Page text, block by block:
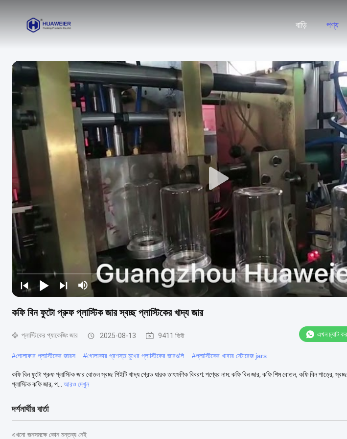
বাড়ি পণ্য
কফি বিন ফুটো প্রুফ প্লাস্টিক জার স্বচ্ছ প্লাস্টিকের খাদ্য জার
প্লাস্টিকের প্যাকেজিং জার 2025-08-13 9411 ভিউ এখন চ্যাট
#গোলাকার প্লাস্টিকের জারস #গোলাকার প্রশস্ত মুখের প্লাস্টিকের জারগুলি #প্লাস্টিকের খাবার স্টোরেজ jars
কফি বিন ফুটো প্রুফ প্লাস্টিক জার বোতল স্বচ্ছ পিইটি খাদ্য গ্রেড ধারক তাৎক্ষণিক বিবরণ: পণ্যের নাম: কফি বিন জার, কফি শিম বোতল, কফি বিন পাত্রে,
প্লাস্টিক কফি জার, প...
আরও দেখুন
দর্শনার্থীর বার্তা
এখনো জনসমক্ষে কোন মন্তব্য নেই